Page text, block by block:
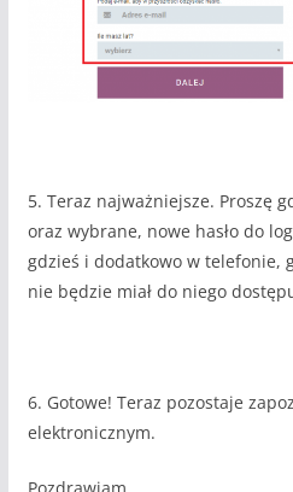
5. Teraz najważniejsze. Proszę
oraz wybrane, nowe hasło do
gdzieś i dodatkowo w telefonie,
nie będzie miał do niego
6. Gotowe! Teraz pozostaje
elektronicznym.